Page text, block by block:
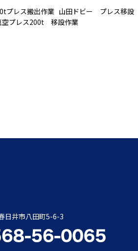
プレス搬出作業 山田ドビー プレス移設
プレス200t 移設作業
井市八田町5-6-3